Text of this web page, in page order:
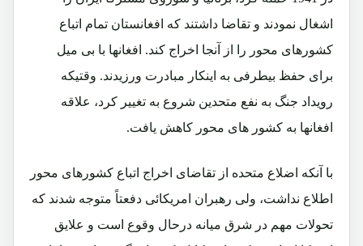
اشغال نمودند و تقاضا داشتند که افغانستان تمام اتباع
کشورهای محور را از آنجا اخراج کند. افغانها با بی میل
برای حفظ بیطرفی به اینکار مبادرت ورزیدند. وقتیکه
رویداد جنگ به نفع متحدین شروع به تغییر کرد، علاقه
افغانها به کشور های محور کاهش یافت.
با آنکه اضلاع متحده از تقاضای اخراج اتباع کشورهای محور
اطلاع نداشت، ولی رهبران امریکائی دفعتاً متوجه شدند که
تحولات مهم در شرق میانه درحال وقوع است و علایق